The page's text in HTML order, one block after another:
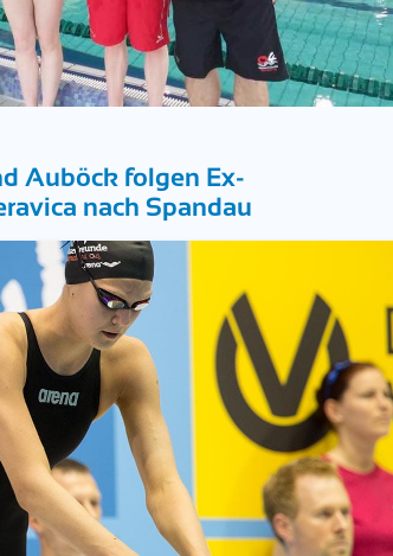
Auböck folgen Ex-
nach Spandau